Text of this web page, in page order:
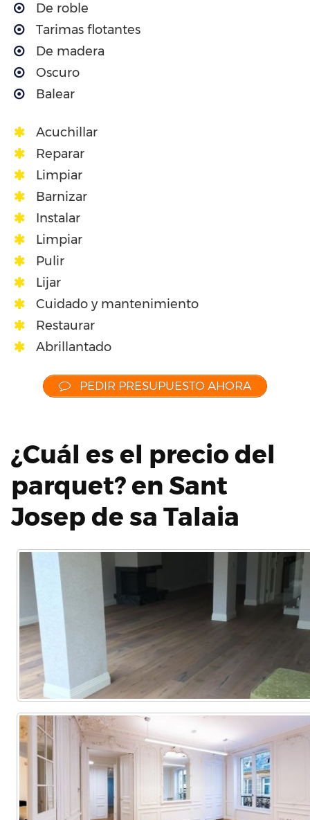
De roble
Tarimas flotantes
De madera
Oscuro
Balear
Acuchillar
Reparar
Limpiar
Barnizar
Instalar
Limpiar
Pulir
Lijar
Cuidado y mantenimiento
Restaurar
Abrillantado
PEDIR PRESUPUESTO AHORA
¿Cuál es el precio del
parquet? en Sant
Josep de sa Talaia